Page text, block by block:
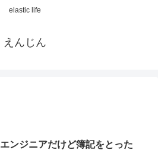
elastic life
えんじん
エンジニアだけど簿記をとった